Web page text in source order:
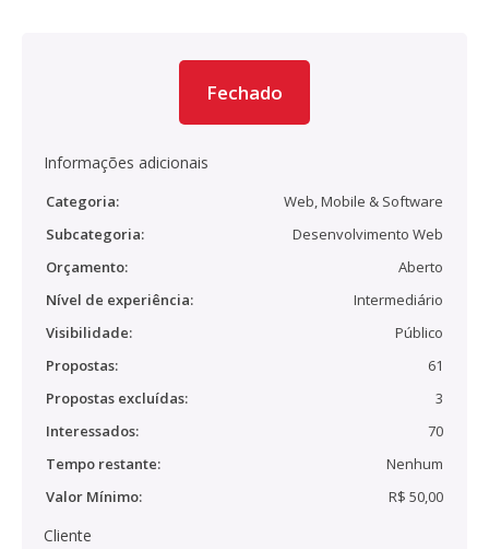
Fechado
Informações adicionais
Categoria:
Web, Mobile & Software
Subcategoria:
Desenvolvimento Web
Orçamento:
Aberto
Nível de experiência:
Intermediário
Visibilidade:
Público
Propostas:
61
Propostas excluídas:
3
Interessados:
70
Tempo restante:
Nenhum
Valor Mínimo:
R$ 50,00
Cliente